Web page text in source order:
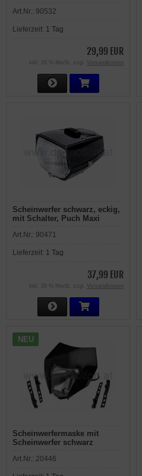
Art.Nr.: 90532
Lieferzeit: 1 Tag
29,99 EUR
inkl. 20 % MwSt. zzgl. Versandkosten
Scheinwerfer schwarz, eckig,
mit Schalter, Puch Maxi
Art.Nr.: 90471
Lieferzeit: 1 Tag
37,99 EUR
inkl. 20 % MwSt. zzgl. Versandkosten
NEU
Scheinwerfermaske mit
Scheinwerfer schwarz
Art.Nr.: 20446